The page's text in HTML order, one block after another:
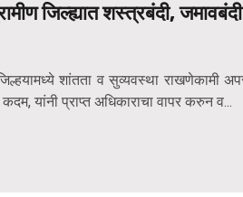
जिल्ह्यात शस्त्रबंदी, जमावबंदी
शांतता व सुव्यवस्था राखणेकामी
कदम, यांनी प्राप्त अधिकाराचा वापर करुन व...